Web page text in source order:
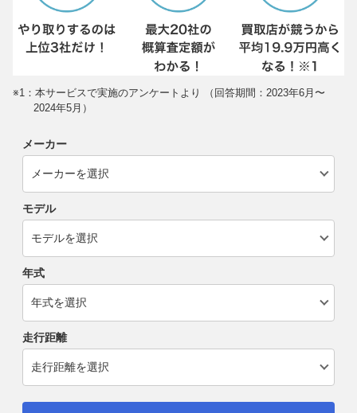
※1：本サービスで実施のアンケートより （回答期間：2023年6月〜
2024年5月）
メーカー
モデル
年式
走行距離